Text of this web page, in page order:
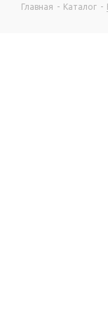
Главная - Каталог -